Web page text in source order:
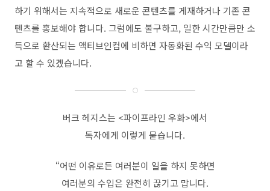
하기 위해서는 지속적으로 새로운 콘텐츠를 게재하거나 기존 콘
텐츠를 홍보해야 합니다. 그럼에도 불구하고, 일한 시간만큼만 소
득으로 환산되는 액티브인컴에 비하면 자동화된 수익 모델이라
고 할 수 있겠습니다.
버크 헤지스는 <파이프라인 우화>에서
독자에게 이렇게 묻습니다.
“어떤 이유로든 여러분이 일을 하지 못하면
여러분의 수입은 완전히 끊기고 맙니다.